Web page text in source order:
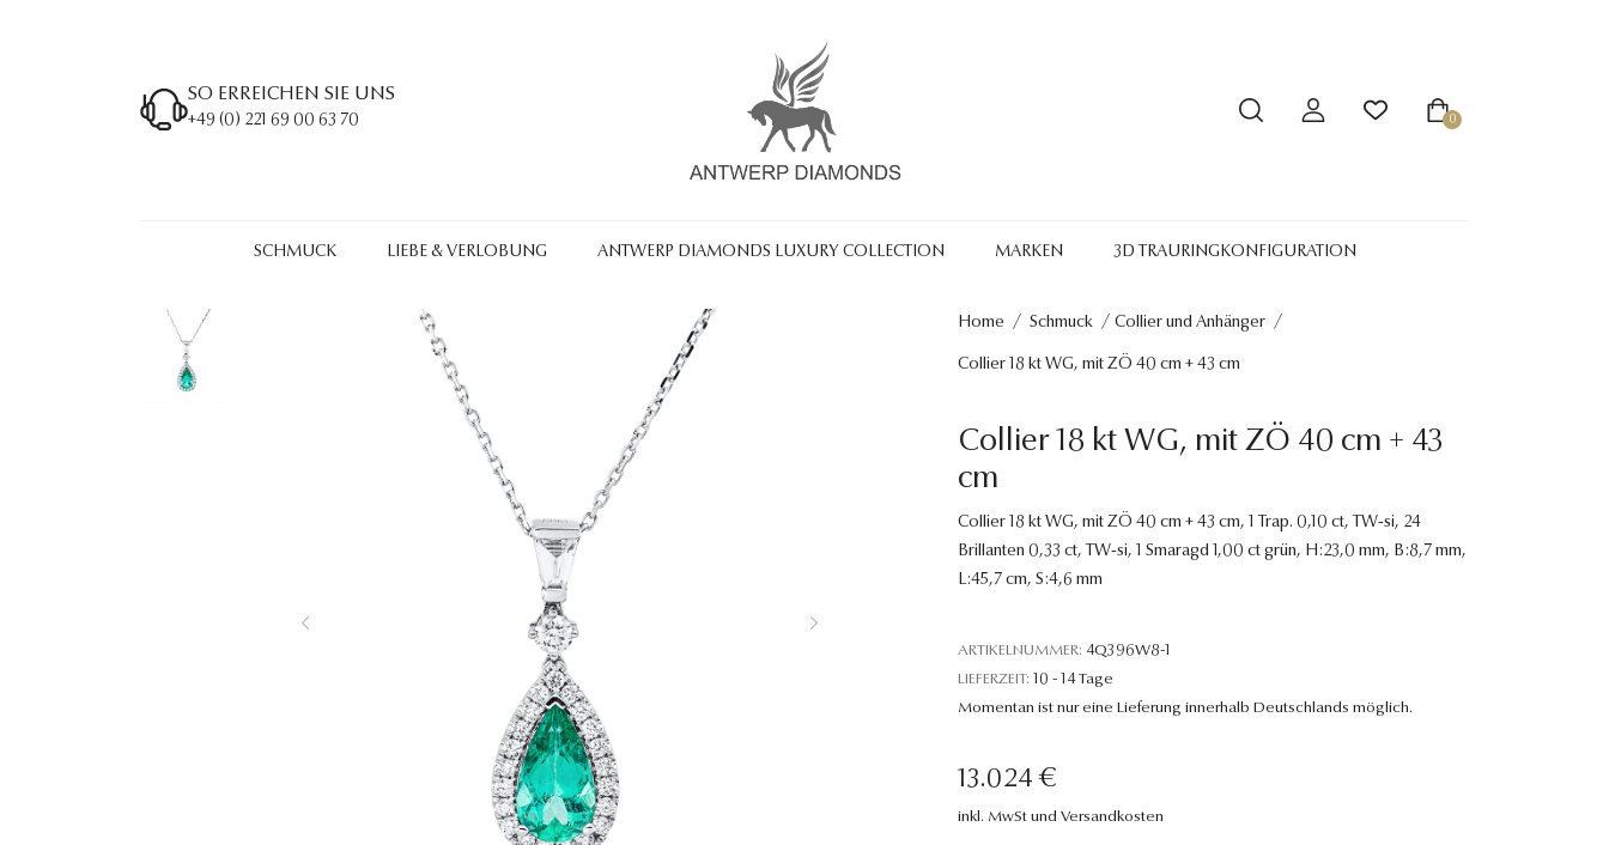
SO ERREICHEN SIE UNS
+49 (0) 221 69 00 63 70 0
SCHMUCK LIEBE & VERLOBUNG ANTWERP DIAMONDS LUXURY COLLECTION MARKEN 3D TRAURINGKONFIGURATION
Home / Schmuck / Collier und Anhänger /
Collier 18 kt WG, mit ZÖ 40 cm + 43 cm
Collier 18 kt WG, mit ZÖ 40 cm + 43
cm
Collier 18 kt WG, mit ZÖ 40 cm + 43 cm, 1 Trap. 0,10 ct, TW-si, 24
Brillanten 0,33 ct, TW-si, 1 Smaragd 1,00 ct grün, H:23,0 mm, B:8,7 mm,
L:45,7 cm, S:4,6 mm
ARTIKELNUMMER: 4Q396W8-1
LIEFERZEIT: 10 - 14 Tage
Momentan ist nur eine Lieferung innerhalb Deutschlands möglich.
13.024 €
inkl. MwSt und Versandkosten